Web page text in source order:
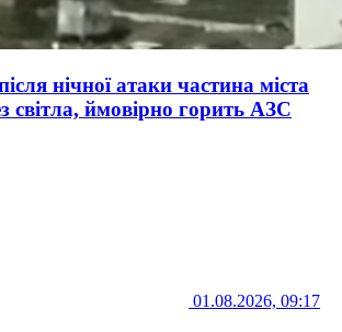
нічної атаки частина міста
світла, ймовірно горить АЗС
01.08.2026, 09:17